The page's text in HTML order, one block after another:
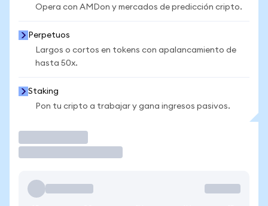
Opera con AMDon y mercados de predicción cripto.
Perpetuos
Largos o cortos en tokens con apalancamiento de
hasta 50x.
Staking
Pon tu cripto a trabajar y gana ingresos pasivos.